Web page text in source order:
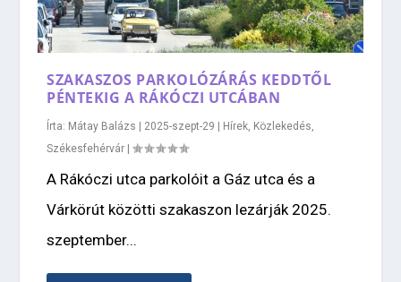
SZAKASZOS PARKOLÓZÁRÁS KEDDTŐL
PÉNTEKIG A RÁKÓCZI UTCÁBAN
Írta: Mátay Balázs | 2025-szept-29 | Hírek Közlekedés
Székesfehérvár |
A Rákóczi utca parkolóit a Gáz utca és a
Várkörút közötti szakaszon lezárják 2025.
szeptember...